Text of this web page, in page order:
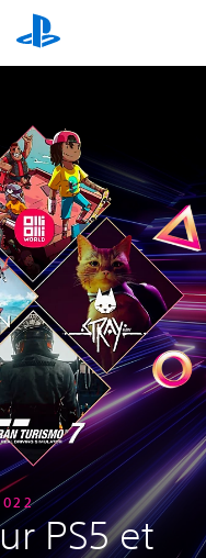
PS5 et